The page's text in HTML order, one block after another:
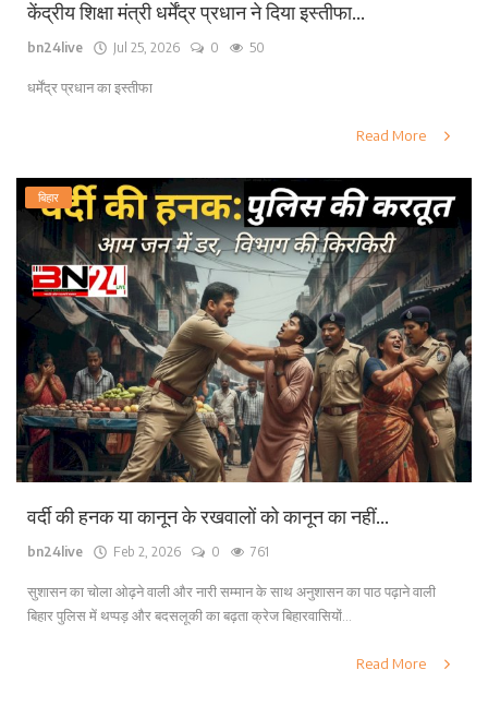
केंद्रीय शिक्षा मंत्री धर्मेंद्र प्रधान ने दिया इस्तीफा...
bn24live Jul 25, 2026 0 50
धर्मेंद्र प्रधान का इस्तीफा
Read More
बिहार
वर्दी की हनक या कानून के रखवालों को कानून का नहीं...
bn24live Feb 2, 2026 0 761
सुशासन का चोला ओढ़ने वाली और नारी सम्मान के साथ अनुशासन का पाठ पढ़ाने वाली
बिहार पुलिस में थप्पड़ और बदसलूकी का बढ़ता क्रेज बिहारवासियों...
Read More